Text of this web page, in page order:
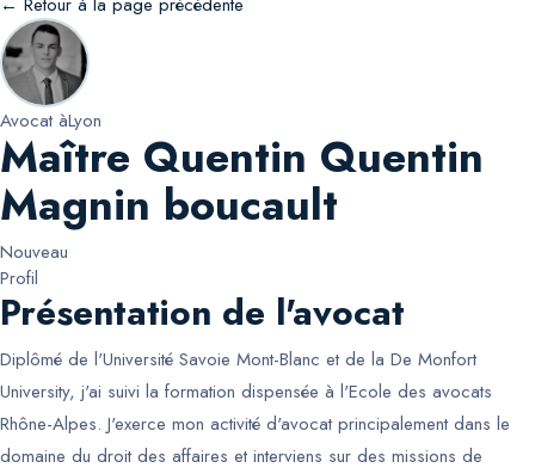
Avocat àLyon
Maître Quentin Quentin
Magnin boucault
Nouveau
Profil
Présentation de l'avocat
Diplômé de l'Université Savoie Mont-Blanc et de la De Monfort
University, j'ai suivi la formation dispensée à l'Ecole des avocats
Rhône-Alpes. J'exerce mon activité d'avocat principalement dans le
domaine du droit des affaires et interviens sur des missions de